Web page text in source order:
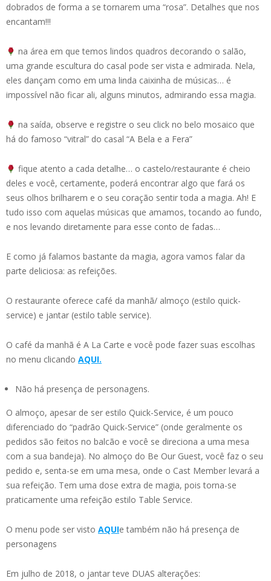
dobrados de forma a se tornarem uma “rosa”. Detalhes que nos
encantam!!!
na área em que temos lindos quadros decorando o salão,
uma grande escultura do casal pode ser vista e admirada. Nela,
eles dançam como em uma linda caixinha de músicas… é
impossível não ficar ali, alguns minutos, admirando essa magia.
na saída, observe e registre o seu click no belo mosaico que
há do famoso “vitral” do casal “A Bela e a Fera”
fique atento a cada detalhe… o castelo/restaurante é cheio
deles e você, certamente, poderá encontrar algo que fará os
seus olhos brilharem e o seu coração sentir toda a magia. Ah! E
tudo isso com aquelas músicas que amamos, tocando ao fundo,
e nos levando diretamente para esse conto de fadas…
E como já falamos bastante da magia, agora vamos falar da
parte deliciosa: as refeições.
O restaurante oferece café da manhã/ almoço (estilo quick-
service) e jantar (estilo table service).
O café da manhã é A La Carte e você pode fazer suas escolhas
no menu clicando AQUI.
Não há presença de personagens.
O almoço, apesar de ser estilo Quick-Service, é um pouco
diferenciado do “padrão Quick-Service” (onde geralmente os
pedidos são feitos no balcão e você se direciona a uma mesa
com a sua bandeja). No almoço do Be Our Guest, você faz o seu
pedido e, senta-se em uma mesa, onde o Cast Member levará a
sua refeição. Tem uma dose extra de magia, pois torna-se
praticamente uma refeição estilo Table Service.
O menu pode ser visto AQUIe também não há presença de
personagens
Em julho de 2018, o jantar teve DUAS alterações: